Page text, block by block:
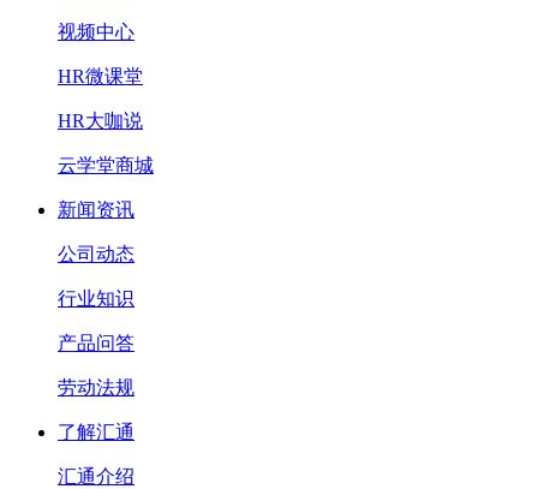
视频中心
HR微课堂
HR大咖说
云学堂商城
新闻资讯
公司动态
行业知识
产品问答
劳动法规
了解汇通
汇通介绍